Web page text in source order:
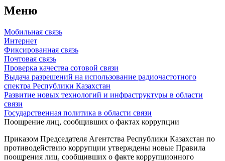
Меню
Мобильная связь
Интернет
Фиксированная связь
Почтовая связь
Проверка качества сотовой связи
Выдача разрешений на использование радиочастотного
спектра Республики Казахстан
Развитие новых технологий и инфраструктуры в области
связи
Государственная политика в области связи
Поощрение лиц, сообщивших о фактах коррупции
Приказом Председателя Агентства Республики Казахстан по
противодействию коррупции утверждены новые Правила
поощрения лиц, сообщивших о факте коррупционного